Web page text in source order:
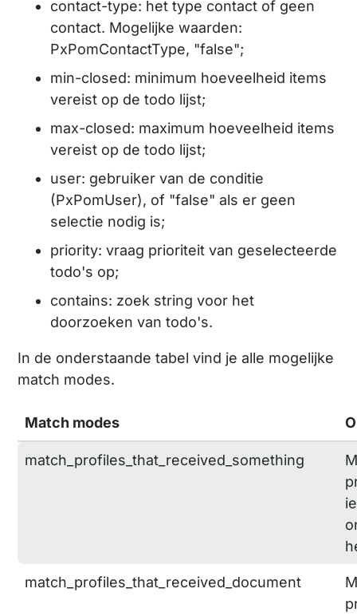
contact-type: het type contact of geen
contact. Mogelijke waarden:
PxPomContactType, "false";
min-closed: minimum hoeveelheid items
vereist op de todo lijst;
max-closed: maximum hoeveelheid items
vereist op de todo lijst;
user: gebruiker van de conditie
(PxPomUser), of "false" als er geen
selectie nodig is;
priority: vraag prioriteit van geselecteerde
todo's op;
contains: zoek string voor het
doorzoeken van todo's.
In de onderstaande tabel vind je alle mogelijke
match modes.
Match modes
match_profiles_that_received_something
match_profiles_that_received_document